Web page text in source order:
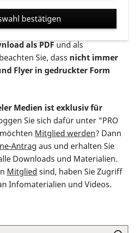
Flyer und Broschüren werden in
angeboten: zur
als gedruckte Variante
als PDFund als
Sie, dass nicht immer
Flyer in gedruckter Form
Medien ist exklusiv für
Sie sich dafür unter "PRO
Mitglied werden? Dann
Antrag aus und erhalten Sie
Downloads und Materialien.
Mitglied sind, haben Sie Zugriff
Infomaterialien und Videos.
bestätigen